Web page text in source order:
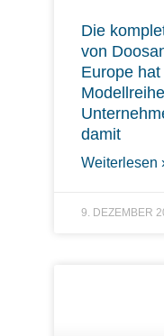
Die
von
Europe
damit
Weiterlesen
9. DEZEMBER